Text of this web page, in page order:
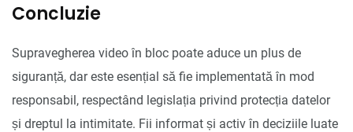
Concluzie
Supravegherea video în bloc poate aduce un plus de
siguranță, dar este esențial să fie implementată în mod
responsabil, respectând legislația privind protecția datelor
și dreptul la intimitate. Fii informat și activ în deciziile luate